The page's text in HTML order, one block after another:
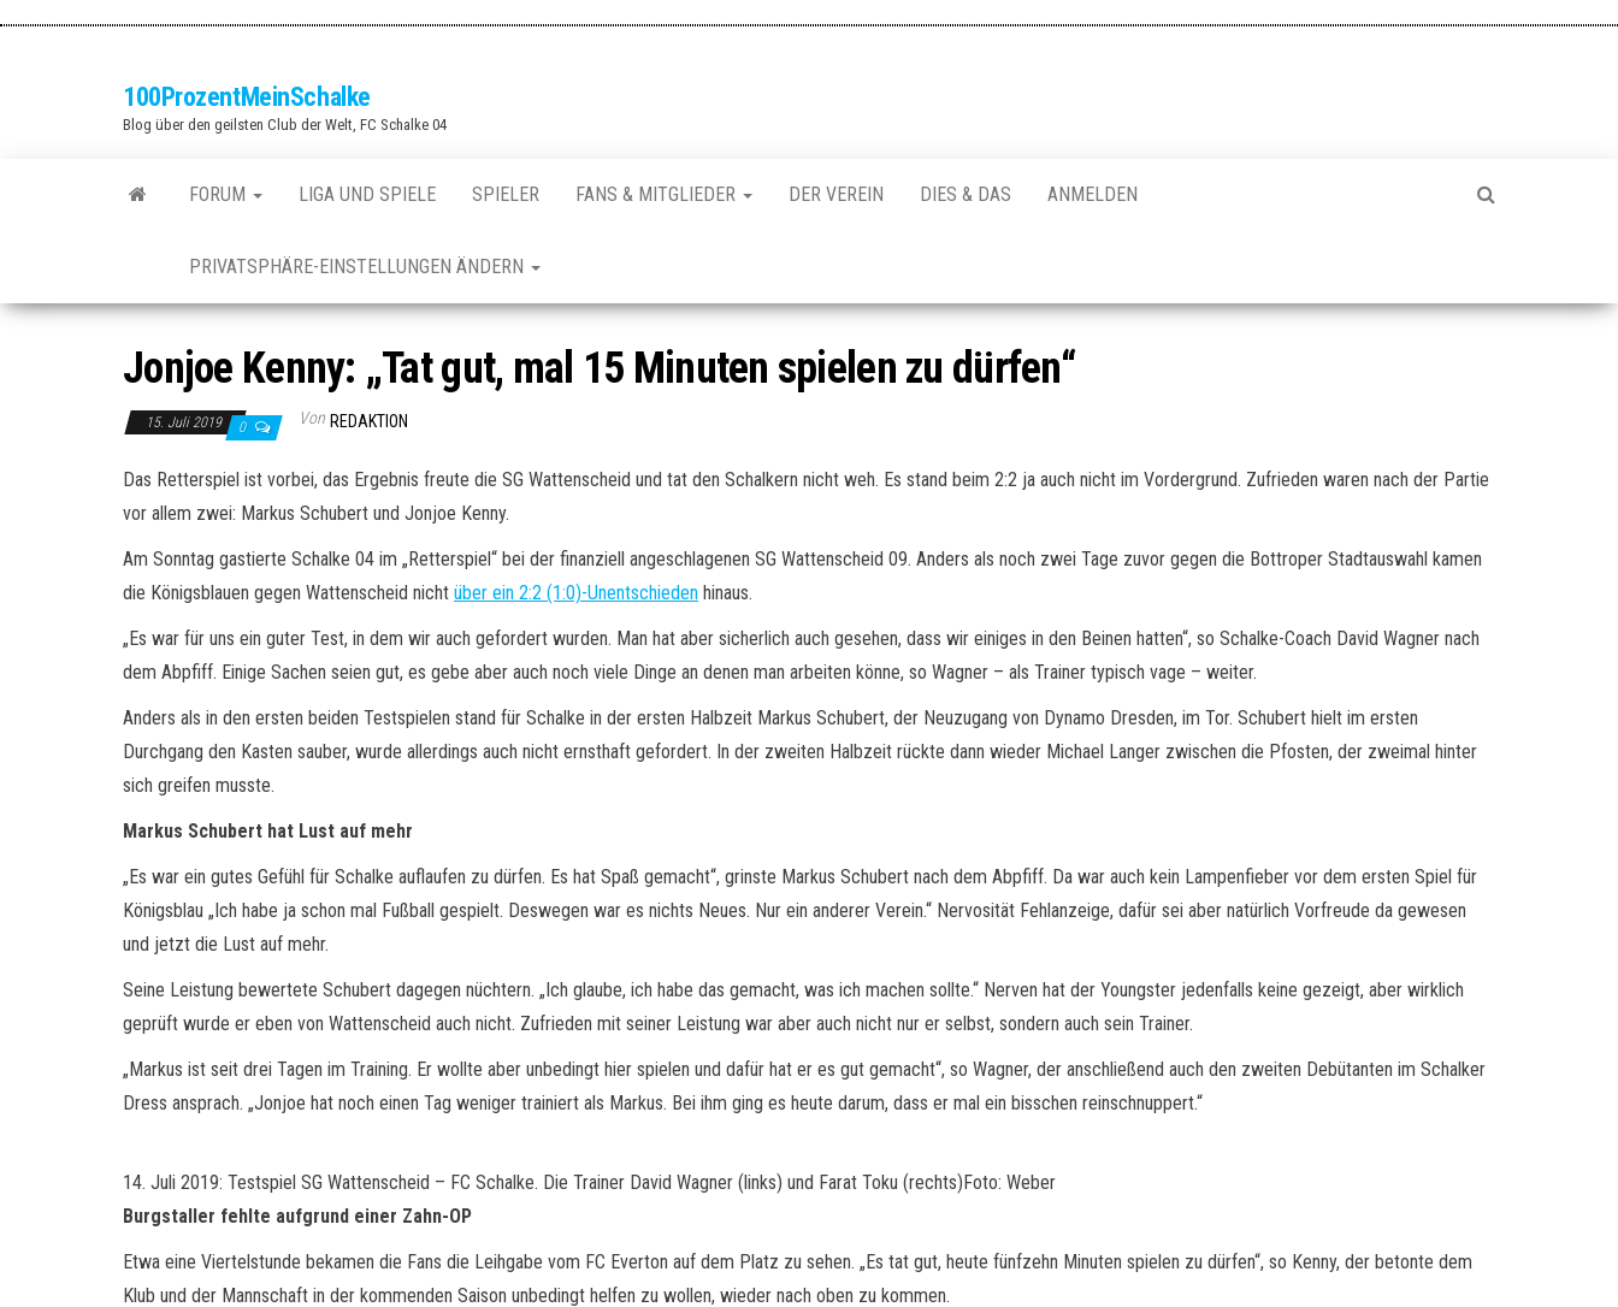
100ProzentMeinSchalke
Blog über den geilsten Club der Welt, FC Schalke 04
FORUM LIGA UND SPIELE SPIELER FANS & MITGLIEDER DER VEREIN DIES & DAS ANMELDEN
PRIVATSPHÄRE-EINSTELLUNGEN ÄNDERN
Jonjoe Kenny: „Tat gut, mal 15 Minuten spielen zu dürfen“
15. Juli 2019 0 Von REDAKTION
Das Retterspiel ist vorbei, das Ergebnis freute die SG Wattenscheid und tat den Schalkern nicht weh. Es stand beim 2:2 ja auch nicht im Vordergrund. Zufrieden waren nach der Partie
vor allem zwei: Markus Schubert und Jonjoe Kenny.
Am Sonntag gastierte Schalke 04 im „Retterspiel“ bei der finanziell angeschlagenen SG Wattenscheid 09. Anders als noch zwei Tage zuvor gegen die Bottroper Stadtauswahl kamen
die Königsblauen gegen Wattenscheid nicht über ein 2:2 (1:0)-Unentschieden hinaus.
„Es war für uns ein guter Test, in dem wir auch gefordert wurden. Man hat aber sicherlich auch gesehen, dass wir einiges in den Beinen hatten“, so Schalke-Coach David Wagner nach
dem Abpfiff. Einige Sachen seien gut, es gebe aber auch noch viele Dinge an denen man arbeiten könne, so Wagner – als Trainer typisch vage – weiter.
Anders als in den ersten beiden Testspielen stand für Schalke in der ersten Halbzeit Markus Schubert, der Neuzugang von Dynamo Dresden, im Tor. Schubert hielt im ersten
Durchgang den Kasten sauber, wurde allerdings auch nicht ernsthaft gefordert. In der zweiten Halbzeit rückte dann wieder Michael Langer zwischen die Pfosten, der zweimal hinter
sich greifen musste.
Markus Schubert hat Lust auf mehr
„Es war ein gutes Gefühl für Schalke auflaufen zu dürfen. Es hat Spaß gemacht“, grinste Markus Schubert nach dem Abpfiff. Da war auch kein Lampenfieber vor dem ersten Spiel für
Königsblau „Ich habe ja schon mal Fußball gespielt. Deswegen war es nichts Neues. Nur ein anderer Verein.“ Nervosität Fehlanzeige, dafür sei aber natürlich Vorfreude da gewesen
und jetzt die Lust auf mehr.
Seine Leistung bewertete Schubert dagegen nüchtern. „Ich glaube, ich habe das gemacht, was ich machen sollte.“ Nerven hat der Youngster jedenfalls keine gezeigt, aber wirklich
geprüft wurde er eben von Wattenscheid auch nicht. Zufrieden mit seiner Leistung war aber auch nicht nur er selbst, sondern auch sein Trainer.
„Markus ist seit drei Tagen im Training. Er wollte aber unbedingt hier spielen und dafür hat er es gut gemacht“, so Wagner, der anschließend auch den zweiten Debütanten im Schalker
Dress ansprach. „Jonjoe hat noch einen Tag weniger trainiert als Markus. Bei ihm ging es heute darum, dass er mal ein bisschen reinschnuppert.“
14. Juli 2019: Testspiel SG Wattenscheid – FC Schalke. Die Trainer David Wagner (links) und Farat Toku (rechts)Foto: Weber
Burgstaller fehlte aufgrund einer Zahn-OP
Etwa eine Viertelstunde bekamen die Fans die Leihgabe vom FC Everton auf dem Platz zu sehen. „Es tat gut, heute fünfzehn Minuten spielen zu dürfen“, so Kenny, der betonte dem
Klub und der Mannschaft in der kommenden Saison unbedingt helfen zu wollen, wieder nach oben zu kommen.